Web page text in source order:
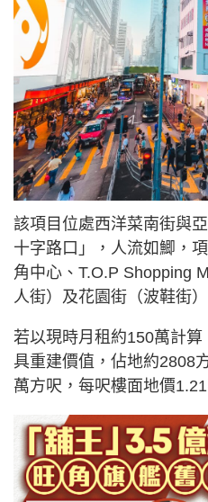
該項目位處西洋菜南街與
十字路口」，人流如鯽，
角中心、T.O.P Shopping
人街）及花園街（波鞋街）
若以現時月租約150萬計
具重建價值，佔地約2808
萬方呎，每呎樓面地價1.21